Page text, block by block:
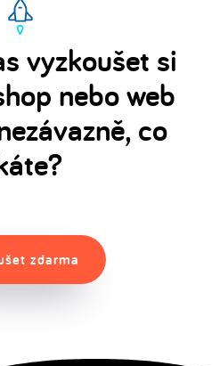
vyzkoušet si
nebo web
co
zdarma